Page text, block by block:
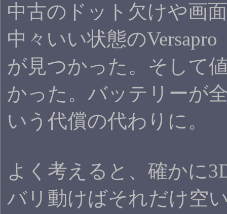
中古のドット欠けや画
中々いい状態の
が見つかった。そして
かった。バッテリーが
いう代償の代わりに。
よく考えると、確かに
バリ動けばそれだけ空